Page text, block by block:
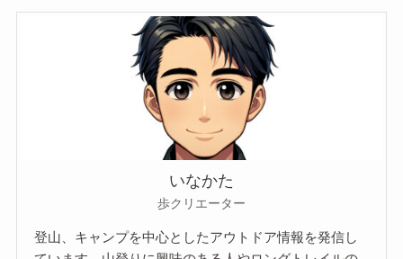
いなかた
歩クリエーター
登山、キャンプを中心としたアウトドア情報を発信し